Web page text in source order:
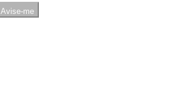
Avise-me